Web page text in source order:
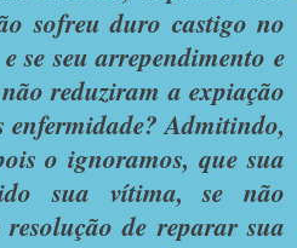
sofreu duro castigo no
se seu arrependimento e
reduziram a expiação
enfermidade? Admitindo,
o ignoramos, que sua
sua vítima, se não
de reparar sua